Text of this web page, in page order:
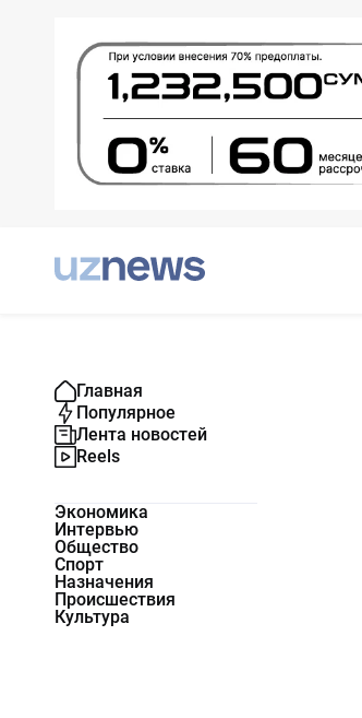
Главная
Популярное
Лента новостей
Reels
Экономика
Интервью
Общество
Спорт
Назначения
Происшествия
Культура